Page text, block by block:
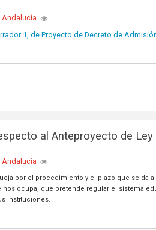
Andalucía
1, de Proyecto de Decreto de
al Anteproyecto de
Andalucía
por el procedimiento y el plazo que se da
ocupa, que pretende regular el sistema
instituciones.